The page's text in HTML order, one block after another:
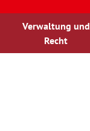
Verwaltung und
Recht